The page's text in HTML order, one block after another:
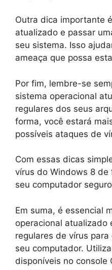
Outra dica importante
atualizado e passar
seu sistema. Isso
ameaça que possa
Por fim, lembre-se
sistema operacional
regulares dos seus
forma, você estará
possíveis ataques de
Com essas dicas
vírus do Windows 8
seu computador
Em suma, é essencial
operacional atualizado
regulares de vírus
seu computador.
disponíveis no console